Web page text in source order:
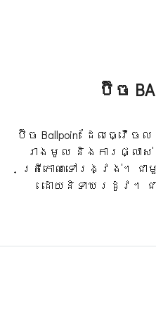
ប៊ិច
ប៊ិច Ballpoint ​ដែល​ធ្វើ​
រាង​មូល និង​ការ​ផ្លា
ត្រីកោណ​ទៅ​រង្វង់។ ជ
ដោយនិទាឃរដូវ។ ជាមួ